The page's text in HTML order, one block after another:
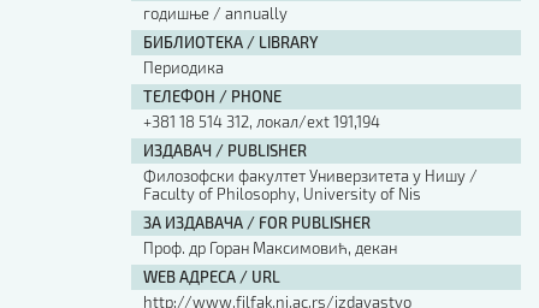
годишње / annually
БИБЛИОТЕКА / LIBRARY
Периодика
ТЕЛЕФОН / PHONE
+381 18 514 312, локал/ext 191,194
ИЗДАВАЧ / PUBLISHER
Филозофски факултет Универзитета у Нишу /
Faculty of Philosophy, University of Nis
ЗА ИЗДАВАЧА / FOR PUBLISHER
Проф. др Горан Максимовић, декан
WEB АДРЕСА / URL
http://www.filfak.ni.ac.rs/izdavastvo